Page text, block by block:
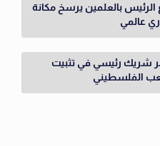
الرئيس بالعلمين يرسخ مكانة
عالمي
شريك رئيسي في تثبيت
الفلسطيني